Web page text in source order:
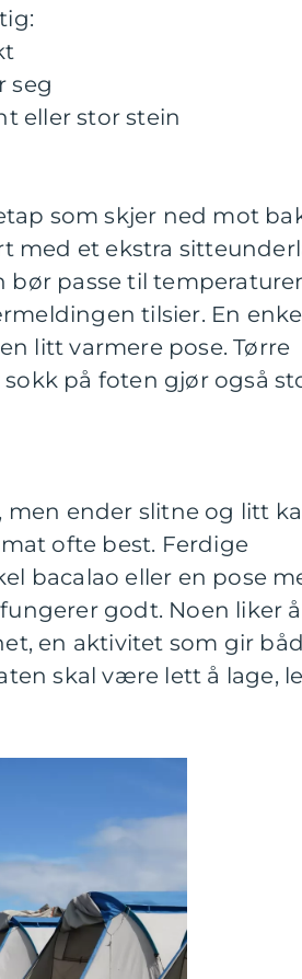
seg
eller stor stein
som skjer ned mot
med et ekstra
bør passe til
tilsier. En
litt varmere pose. Tørre
på foten gjør også
men ender slitne og litt
ofte best. Ferdige
bacalao eller en pose
godt. Noen liker å
en aktivitet som gir
skal være lett å lage,